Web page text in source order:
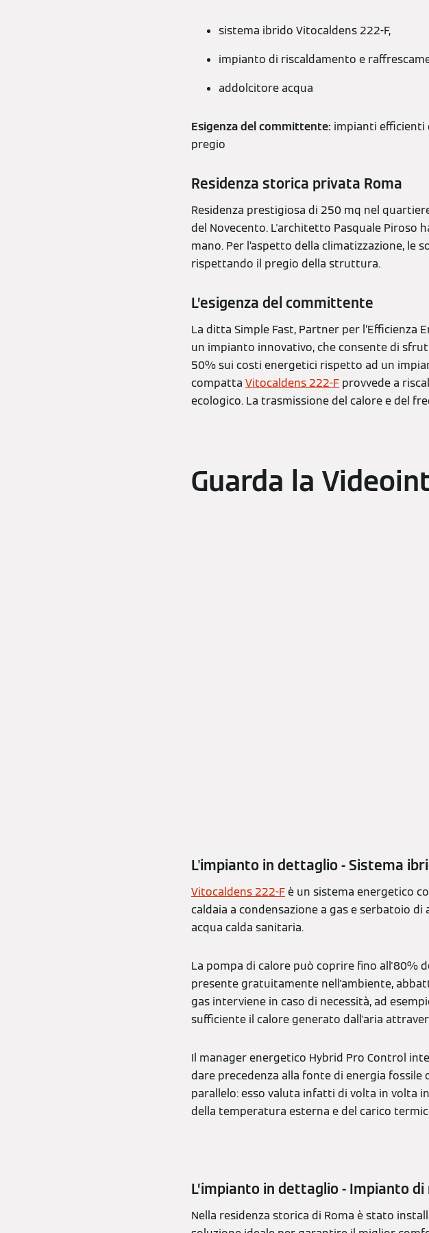
sistema ibrido Vitocaldens 222-F,
impianto di riscaldamento e
addolcitore acqua
Esigenza del committente: impianti efficienti
pregio
Residenza storica privata Roma
Residenza prestigiosa di 250 mq nel
del Novecento. L'architetto Pasquale Piroso
mano. Per l’aspetto della climatizzazione, le
rispettando il pregio della struttura.
L’esigenza del committente
La ditta Simple Fast, Partner per l’Efficienza
un impianto innovativo, che consente di
50% sui costi energetici rispetto ad un
compatta Vitocaldens 222-F provvede a
ecologico. La trasmissione del calore e del
Guarda la
L'impianto in dettaglio - Sistema
Vitocaldens 222-Fè un sistema energetico
caldaia a condensazione a gas e serbatoio
acqua calda sanitaria.
La pompa di calore può coprire fino all'80%
presente gratuitamente nell'ambiente,
gas interviene in caso di necessità, ad
sufficiente il calore generato dall'aria
Il manager energetico Hybrid Pro Control
dare precedenza alla fonte di energia
parallelo: esso valuta infatti di volta in volta
della temperatura esterna e del carico
L’impianto in dettaglio - Impianto
Nella residenza storica di Roma è stato